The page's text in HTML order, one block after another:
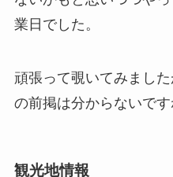
業日でした。
頑張って覗いてみまし
の前掲は分からないです
観光地情報